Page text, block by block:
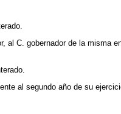
C. gobernador de la misma
al segundo año de su